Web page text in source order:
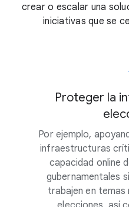
crear o escalar una
iniciativas que se
Proteger la
Por ejemplo,
infraestructuras
capacidad online
gubernamentales
trabajen en temas